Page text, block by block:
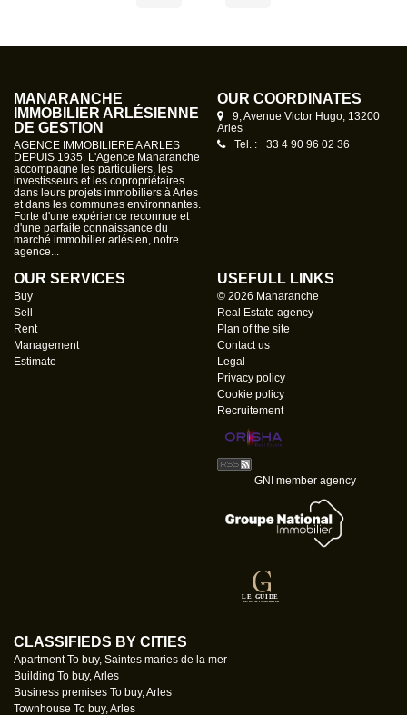
MANARANCHE
IMMOBILIER ARLÉSIENNE
DE GESTION
AGENCE IMMOBILIERE A ARLES
DEPUIS 1935. L'Agence Manaranche
accompagne les particuliers, les
investisseurs et les copropriétaires
dans leurs projets immobiliers à Arles
et dans les communes environnantes.
Forte d'une expérience reconnue et
d'une parfaite connaissance du
marché immobilier arlésien, notre
agence...
OUR COORDINATES
9, Avenue Victor Hugo, 13200
Arles
Tel. : +33 4 90 96 02 36
OUR SERVICES
Buy
Sell
Rent
Management
Estimate
USEFULL LINKS
© 2026 Manaranche
Real Estate agency
Plan of the site
Contact us
Legal
Privacy policy
Cookie policy
Recruitement
GNI member agency
CLASSIFIEDS BY CITIES
Apartment To buy, Saintes maries de la mer
Building To buy, Arles
Business premises To buy, Arles
Townhouse To buy, Arles